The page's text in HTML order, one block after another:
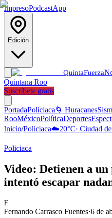
ImpresoPodcastApp
Edición
QuintaFuerza
Quintana Roo
Suscríbete gratis
PortadaPoliciaca 🌀 Huracanes
RooMéxicoPolíticaDeportes
Inicio/Policiaca☁️20°C· Ciudad
Policiaca
Video: Detienen a
intentó escapar
F
Fernando Carrasco Fuentes·6 de